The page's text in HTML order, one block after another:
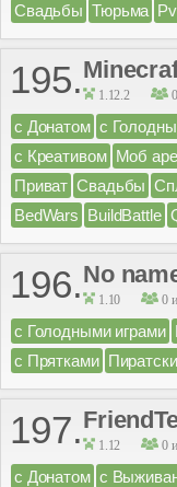
Свадьбы Тюрьма
195. 1.12.2 0
с Донатом с
с Креативом Моб
Приват Свадьбы
BedWars BuildBattle
196.No
1.10 0
с Голодными играми
с Прятками
197. 1.12 0
с Донатом с